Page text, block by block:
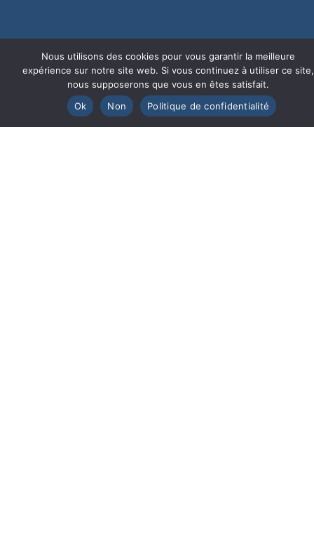
Nous utilisons des cookies pour vous garantir la meilleure
expérience sur notre site web. Si vous continuez à utiliser ce site,
nous supposerons que vous en êtes satisfait.
Ok
Non Politique de confidentialité